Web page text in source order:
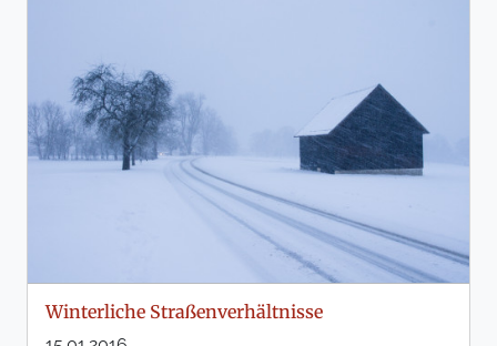
Winterliche Straßenverhältnisse